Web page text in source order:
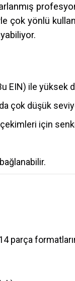
yönlü
EIN) ile yüksek
düşük
için
parça